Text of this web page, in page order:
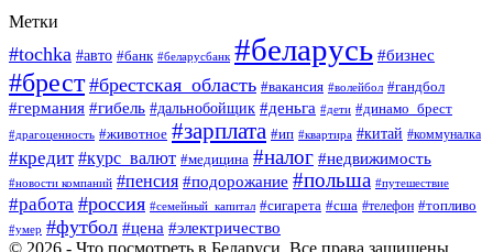
Метки
#tochka #авто #банк #беларусбанк #беларусь #бизнес
#брест #брестская_область #вакансия #волейбол #гандбол
#германия #гибель #дальнобойщик #деньга #дети #динамо_брест
#драгоценность #животное #зарплата #ип #квартира #китай #коммуналка
#кредит #курс_валют #медицина #налог #недвижимость
#новости компаний #пенсия #подорожание #польша #путешествие
#работа #россия #семейный_капитал #сигарета #сша #телефон #топливо
#умер #футбол #цена #электричество
© 2026 - Что посмотреть в Беларуси. Все права защищены.